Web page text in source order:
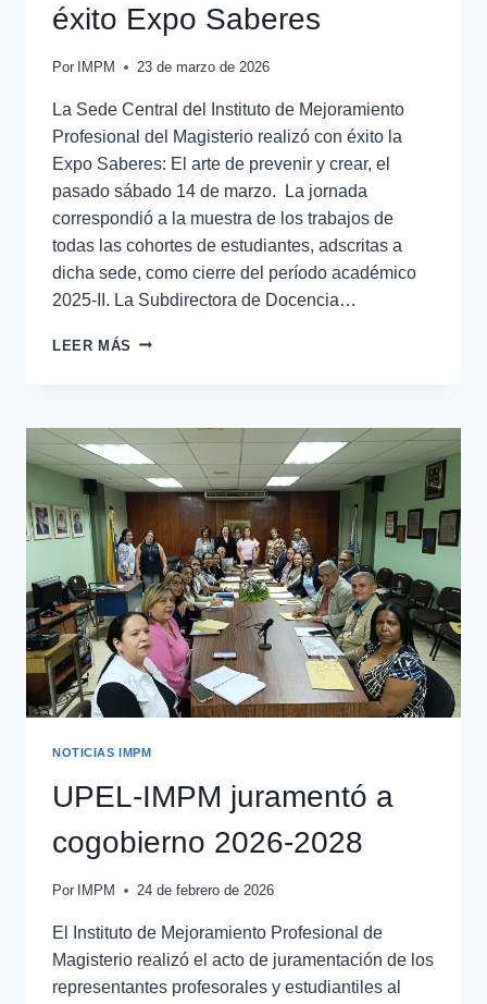
éxito Expo Saberes
Por IMPM 23 de marzo de 2026
La Sede Central del Instituto de Mejoramiento
Profesional del Magisterio realizó con éxito la
Expo Saberes: El arte de prevenir y crear, el
pasado sábado 14 de marzo. La jornada
correspondió a la muestra de los trabajos de
todas las cohortes de estudiantes, adscritas a
dicha sede, como cierre del período académico
2025-II. La Subdirectora de Docencia…
LEER MÁS
NOTICIAS IMPM
UPEL-IMPM juramentó a
cogobierno 2026-2028
Por IMPM 24 de febrero de 2026
El Instituto de Mejoramiento Profesional de
Magisterio realizó el acto de juramentación de los
representantes profesorales y estudiantiles al